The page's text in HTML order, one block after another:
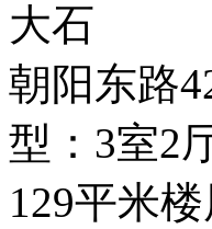
大石
朝阳东路
型：3室2
129平米